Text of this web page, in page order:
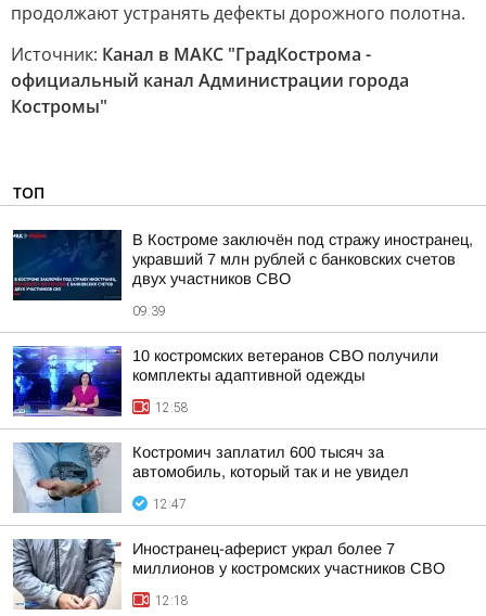
продолжают устранять дефекты дорожного полотна.
Источник: Канал в МАКС "ГрадКострома -
официальный канал Администрации города
Костромы"
ТОП
В Костроме заключён под стражу иностранец,
укравший 7 млн рублей с банковских счетов
двух участников СВО
09:39
10 костромских ветеранов СВО получили
комплекты адаптивной одежды
12:58
Костромич заплатил 600 тысяч за
автомобиль, который так и не увидел
12:47
Иностранец-аферист украл более 7
миллионов у костромских участников СВО
12:18